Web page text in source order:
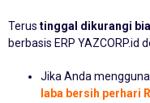
Terus tinggal dikurangi
berbasis ERP YAZCORP.id
Jika Anda
laba bersih perhari